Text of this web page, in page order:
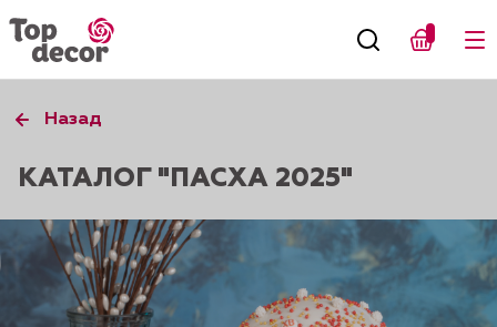
Назад
КАТАЛОГ "ПАСХА 2025"